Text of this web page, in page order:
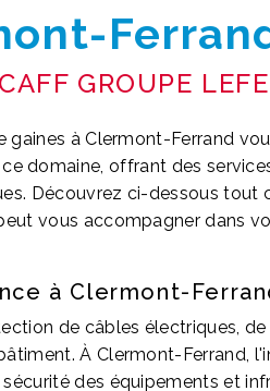
GROUPE
à Clermont-Ferrand
domaine, offrant des
Découvrez ci-dessous tout
vous accompagner dans
à Clermont-
de câbles électriques, de
À Clermont-Ferrand,
des équipements et